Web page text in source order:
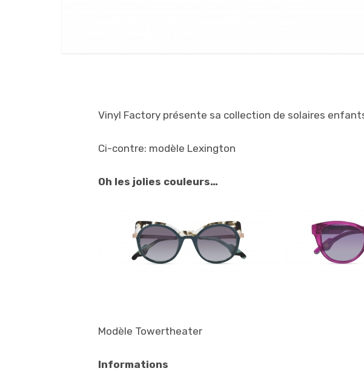
Vinyl Factory présente sa collection de solaires enfants
Ci-contre: modèle Lexington
Oh les jolies couleurs…
Modèle Towertheater
Informations